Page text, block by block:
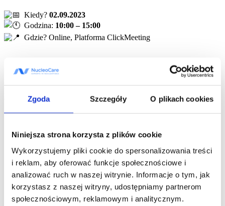
Zgoda Szczegóły O plikach cookies
Niniejsza strona korzysta z plików cookie
Wykorzystujemy pliki cookie do spersonalizowania treści
i reklam, aby oferować funkcje społecznościowe i
analizować ruch w naszej witrynie. Informacje o tym, jak
korzystasz z naszej witryny, udostępniamy partnerom
społecznościowym, reklamowym i analitycznym.
Kiedy? 02.09.2023
Godzina: 10:00 – 15:00
Gdzie? Online, Platforma ClickMeeting
Konferencja skierowana jest zarówno do ekspertów, jak
oraz praktyków zdrowia, którzy chcą
dietetycznych w praktyce gabinetowej.
Podczas konferencji zostaną poruszone takie tematy jak:
Nukleotydy dietetyczne – innowacyjne wsparcie
w dietoterapii przewodu pokarmowego.
SIBO i IMO w ujęciu praktycznym.
Jak skutecznie podnieść poziom ferrytyny
ze współistniejącymi problemami jelitowymi i KPU.
Jak radzić sobie z wykluczeniami dietetycznymi i połączyć
to ze zmianą nawyków całej rodziny.